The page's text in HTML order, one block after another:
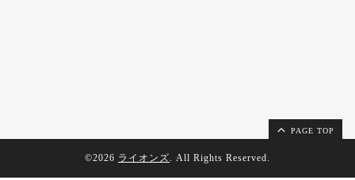
PAGE TOP
©2026 ライオンズ. All Rights Reserved.